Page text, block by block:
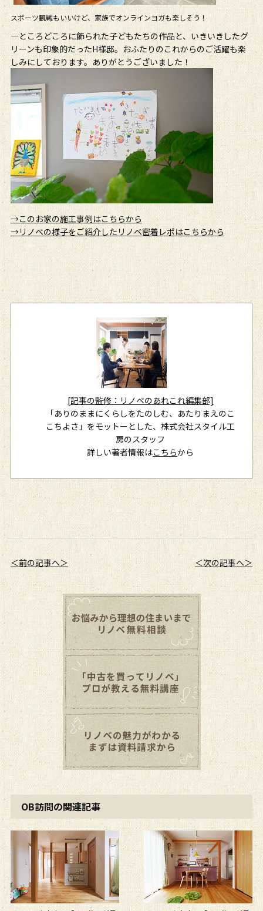
スポーツ観戦もいいけど、家族でオンラインヨガも楽しそう！
―ところどころに飾られた子どもたちの作品と、いきいきしたグ
リーンも印象的だったH様邸。おふたりのこれからのご活躍も楽
しみにしております。ありがとうございました！
→このお家の施工事例はこちらから
→リノベの様子をご紹介したリノベ密着レポはこちらから
[記事の監修：リノベのあれこれ編集部]
「ありのままにくらしをたのしむ、あたりまえのこ
こちよさ」をモットーとした、株式会社スタイル工
房のスタッフ
詳しい著者情報はこちらから
＜前の記事へ＞ ＜次の記事へ＞
OB訪問の関連記事